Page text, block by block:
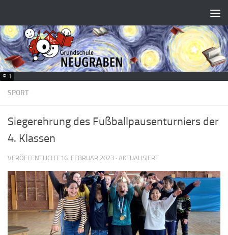
© 1
SPORT
Siegerehrung des Fußballpausenturniers der
4. Klassen
VERÖFFENTLICHT 16. FEBRUAR 2023 · AKTUALISIERT